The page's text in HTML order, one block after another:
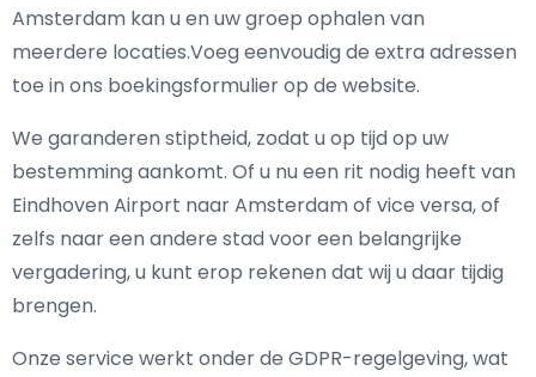
Amsterdam kan u en uw groep ophalen van
meerdere locaties.Voeg eenvoudig de extra adressen
toe in ons boekingsformulier op de website.
We garanderen stiptheid, zodat u op tijd op uw
bestemming aankomt. Of u nu een rit nodig heeft van
Eindhoven Airport naar Amsterdam of vice versa, of
zelfs naar een andere stad voor een belangrijke
vergadering, u kunt erop rekenen dat wij u daar tijdig
brengen.
Onze service werkt onder de GDPR-regelgeving, wat